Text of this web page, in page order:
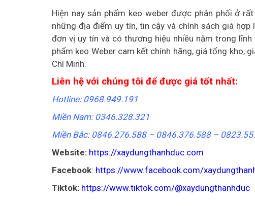
Hiện nay sản phẩm keo weber được phân phối ở
những địa điểm uy tín, tin cậy và chính sách giá hợp
đơn vị uy tín và có thương hiệu nhiều năm trong
phẩm keo Weber cam kết chính hãng, giá tổng kho,
Chí Minh.
Liên hệ với chúng tôi để được giá tốt nhất:
Hotline: 0968.949.191
Miền Nam: 0346.328.321
Miền Bắc: 0846.276.588 – 0846.376.588 –
Website: https://xaydungthanhduc.com
Facebook: https://www.facebook.com/
Tiktok: https://www.tiktok.com/@xaydungthanhduc